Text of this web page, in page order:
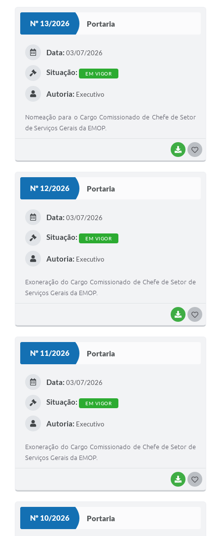
Nº 13/2026 Portaria
BAIXAR
Data: 03/07/2026
Situação: EM VIGOR
Autoria: Executivo
Nomeação para o Cargo Comissionado de Chefe de Setor
de Serviços Gerais da EMOP.
Nº 12/2026 Portaria
BAIXAR
Data: 03/07/2026
Situação: EM VIGOR
Autoria: Executivo
Exoneração do Cargo Comissionado de Chefe de Setor de
Serviços Gerais da EMOP.
Nº 11/2026 Portaria
BAIXAR
Data: 03/07/2026
Situação: EM VIGOR
Autoria: Executivo
Exoneração do Cargo Comissionado de Chefe de Setor de
Serviços Gerais da EMOP.
Nº 10/2026 Portaria